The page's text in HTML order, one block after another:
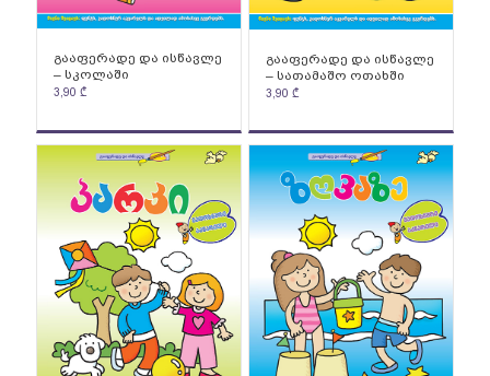
გააფერადე და ისწავლე
– სკოლაში
3,90 ₾
გააფერადე და ისწავლე
– სათამაშო ოთახში
3,90 ₾